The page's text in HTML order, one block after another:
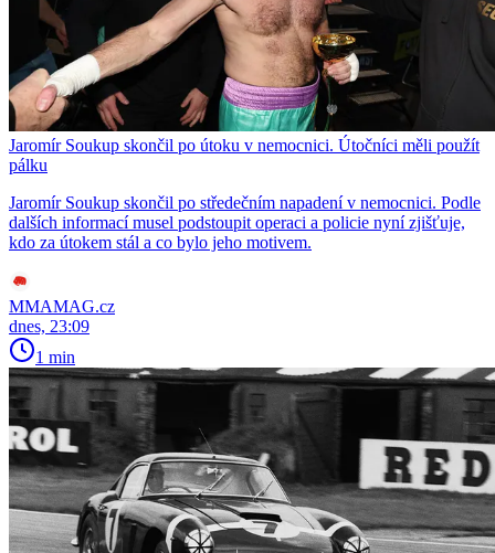
Jaromír Soukup skončil po útoku v nemocnici. Útočníci měli použít
pálku
Jaromír Soukup skončil po středečním napadení v nemocnici. Podle
dalších informací musel podstoupit operaci a policie nyní zjišťuje,
kdo za útokem stál a co bylo jeho motivem.
MMAMAG.cz
dnes, 23:09
1 min